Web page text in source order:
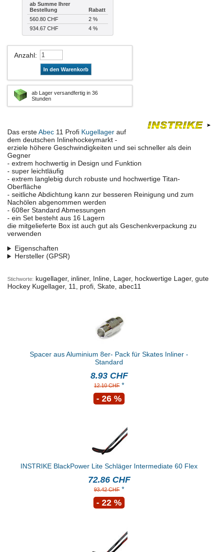
ab Summe Ihrer
Bestellung
Rabatt
560.80 CHF
2 %
934.67 CHF
4 %
Anzahl:
In den Warenkorb
ab Lager versandfertig in 36
Stunden
Das ersteAbec 11 Profi Kugellager auf
dem deutschen Inlinehockeymarkt -
erziele höhere Geschwindigkeiten und sei schneller als dein
Gegner
- extrem hochwertig in Design und Funktion
- super leichtläufig
- extrem langlebig durch robuste und hochwertige Titan-
Oberfläche
- seitliche Abdichtung kann zur besseren Reinigung und zum
Nachölen abgenommen werden
- 608er Standard Abmessungen
- ein Set besteht aus 16 Lagern
die mitgelieferte Box ist auch gut als Geschenkverpackung zu
verwenden
Eigenschaften
Hersteller (GPSR)
Stichworte: kugellager, inliner, Inline, Lager, hockwertige Lager, gute
Hockey Kugellager, 11, profi, Skate, abec11
Spacer aus Aluminium 8er- Pack für Skates Inliner -
Standard
8.93 CHF
12.10 CHF *
- 26 %
INSTRIKE BlackPower Lite Schläger Intermediate 60 Flex
72.86 CHF
93.42 CHF *
- 22 %